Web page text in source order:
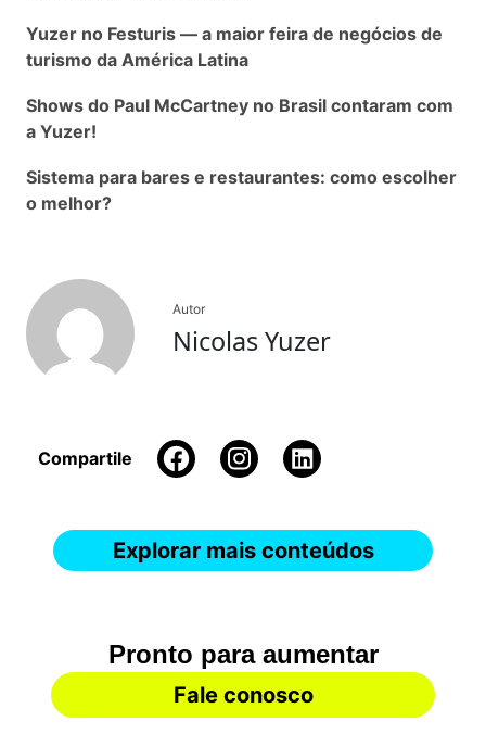
Yuzer no Festuris — a maior feira de negócios de
turismo da América Latina
Shows do Paul McCartney no Brasil contaram com
a Yuzer!
Sistema para bares e restaurantes: como escolher
o melhor?
Autor
Nicolas Yuzer
Compartile
Explorar mais conteúdos
Pronto para aumentar
suas vendas?
Fale conosco